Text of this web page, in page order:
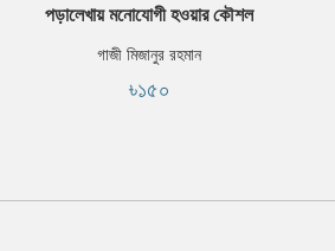
পড়ালেখায় মনোযোগী হওয়ার কৌশল
গাজী মিজানুর রহমান
৳১৫০